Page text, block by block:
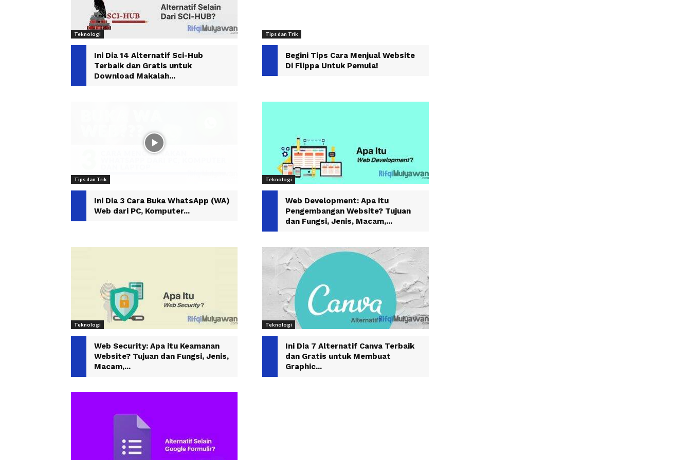
Teknologi
Ini Dia 14 Alternatif Sci-Hub
Terbaik dan Gratis untuk
Download Makalah...
Tips dan Trik
Begini Tips Cara Menjual Website
Di Flippa Untuk Pemula!
Tips dan Trik
Ini Dia 3 Cara Buka WhatsApp (WA)
Web dari PC, Komputer...
Teknologi
Web Development: Apa itu
Pengembangan Website? Tujuan
dan Fungsi, Jenis, Macam,...
Teknologi
Web Security: Apa itu Keamanan
Website? Tujuan dan Fungsi, Jenis,
Macam,...
Teknologi
Ini Dia 7 Alternatif Canva Terbaik
dan Gratis untuk Membuat
Graphic...